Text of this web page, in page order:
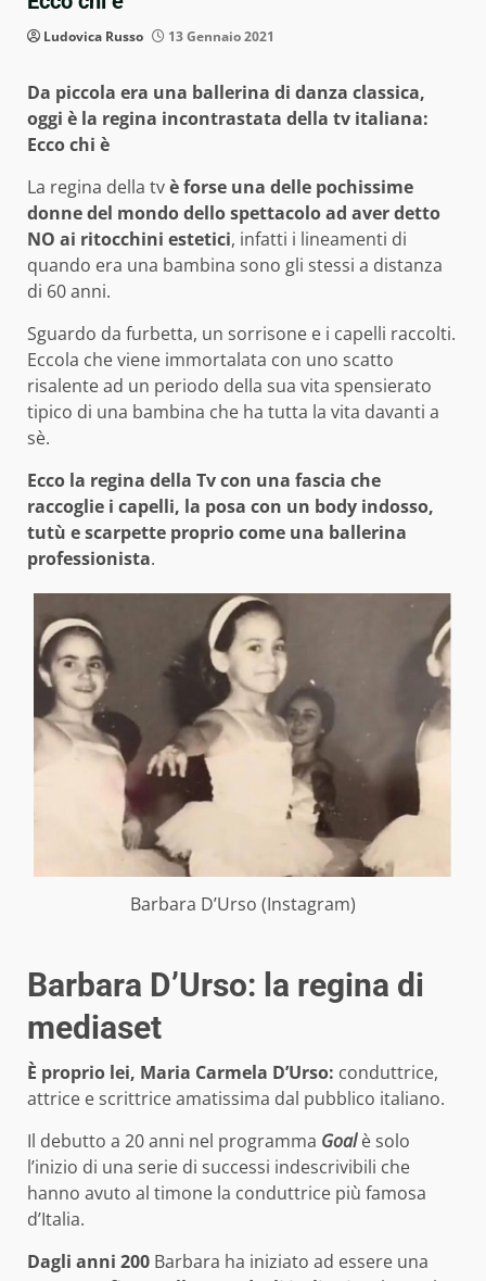
Ludovica Russo 13 Gennaio 2021
Da piccola era una ballerina di danza classica,
oggi è la regina incontrastata della tv italiana:
Ecco chi è
La regina della tvè forse una delle pochissime
donne del mondo dello spettacolo ad aver detto
NO ai ritocchini estetici, infatti i lineamenti di
quando era una bambina sono gli stessi a distanza
di 60 anni.
Sguardo da furbetta, un sorrisone e i capelli raccolti.
Eccola che viene immortalata con uno scatto
risalente ad un periodo della sua vita spensierato
tipico di una bambina che ha tutta la vita davanti a
sè.
Ecco la regina della Tv con una fascia che
raccoglie i capelli, la posa con un body indosso,
tutù e scarpette proprio come una ballerina
professionista.
Barbara D’Urso (Instagram)
Barbara D’Urso: la regina di
mediaset
È proprio lei, Maria Carmela D’Urso: conduttrice,
attrice e scrittrice amatissima dal pubblico italiano.
Il debutto a 20 anni nel programma Goalè solo
l’inizio di una serie di successi indescrivibili che
hanno avuto al timone la conduttrice più famosa
d’Italia.
Dagli anni 200 Barbara ha iniziato ad essere una